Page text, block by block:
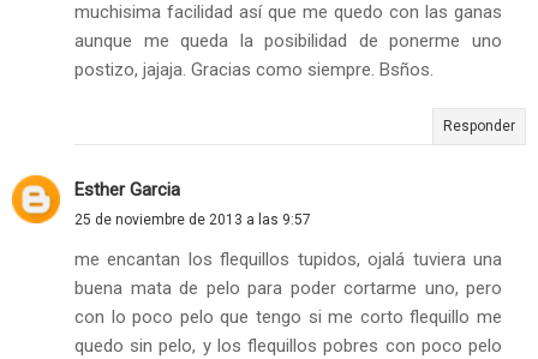
muchisima facilidad así que me quedo con las ganas
aunque me queda la posibilidad de ponerme uno
postizo, jajaja. Gracias como siempre. Bsños.
Responder
Esther Garcia
25 de noviembre de 2013 a las 9:57
me encantan los flequillos tupidos, ojalá tuviera una
buena mata de pelo para poder cortarme uno, pero
con lo poco pelo que tengo si me corto flequillo me
quedo sin pelo, y los flequillos pobres con poco pelo